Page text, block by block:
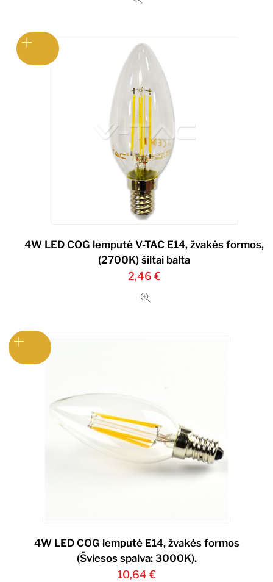
4W LED COG lemputė V-TAC E14, žvakės formos,
(2700K) šiltai balta
2,46 €
4W LED COG lemputė E14, žvakės formos
(Šviesos spalva: 3000K).
10,64 €